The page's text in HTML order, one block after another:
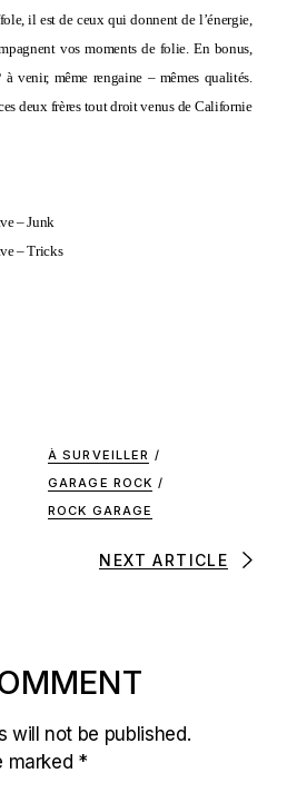
il est de ceux qui donnent de l’énergie,
vos moments de folie. En bonus,
à venir, même rengaine – mêmes qualités.
deux frères tout droit venus de Californie
– Junk
– Tricks
À SURVEILLER /
GARAGE ROCK /
ROCK GARAGE
NEXT ARTICLE
will not be published.
marked *